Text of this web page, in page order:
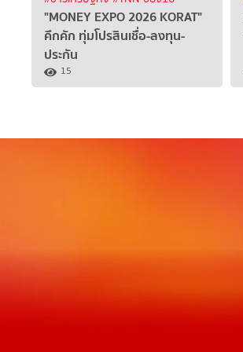
"MONEY EXPO 2026 KORAT"
คึกคัก ทุ่มโปรสินเชื่อ-ลงทุน-
ประกัน
15